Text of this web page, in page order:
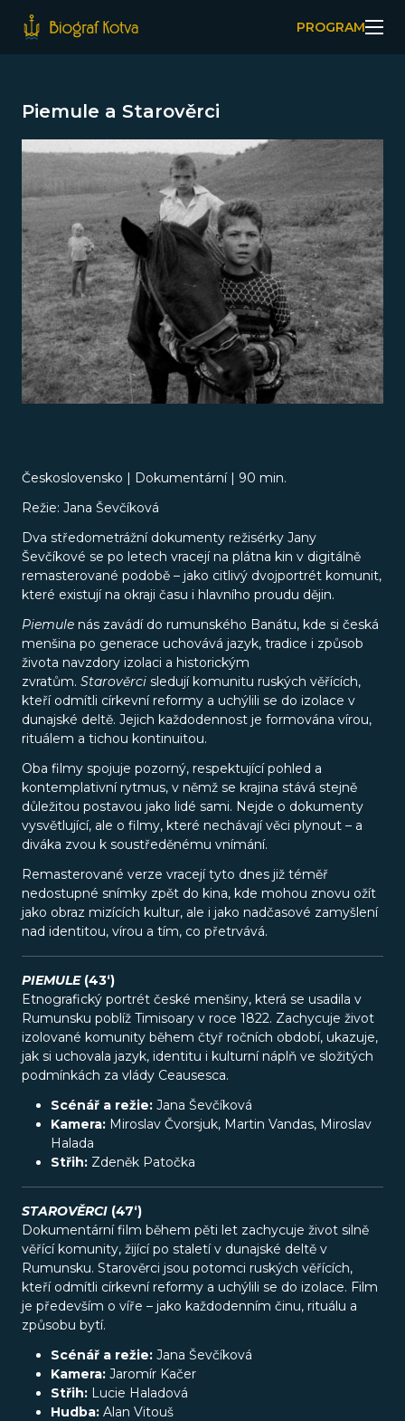
PROGRAM
Piemule a Starověrci
Československo | Dokumentární | 90 min.
Režie: Jana Ševčíková
Dva středometrážní dokumenty režisérky Jany
Ševčíkové se po letech vracejí na plátna kin v digitálně
remasterované podobě – jako citlivý dvojportrét komunit,
které existují na okraji času i hlavního proudu dějin.
Piemule nás zavádí do rumunského Banátu, kde si česká
menšina po generace uchovává jazyk, tradice i způsob
života navzdory izolaci a historickým
zvratům. Starověrci sledují komunitu ruských věřících,
kteří odmítli církevní reformy a uchýlili se do izolace v
dunajské deltě. Jejich každodennost je formována vírou,
rituálem a tichou kontinuitou.
Oba filmy spojuje pozorný, respektující pohled a
kontemplativní rytmus, v němž se krajina stává stejně
důležitou postavou jako lidé sami. Nejde o dokumenty
vysvětlující, ale o filmy, které nechávají věci plynout – a
diváka zvou k soustředěnému vnímání.
Remasterované verze vracejí tyto dnes již téměř
nedostupné snímky zpět do kina, kde mohou znovu ožít
jako obraz mizících kultur, ale i jako nadčasové zamyšlení
nad identitou, vírou a tím, co přetrvává.
PIEMULE(43‘)
Etnografický portrét české menšiny, která se usadila v
Rumunsku poblíž Timisoary v roce 1822. Zachycuje život
izolované komunity během čtyř ročních období, ukazuje,
jak si uchovala jazyk, identitu i kulturní náplň ve složitých
podmínkách za vlády Ceausesca.
Scénář a režie: Jana Ševčíková
Kamera: Miroslav Čvorsjuk, Martin Vandas, Miroslav
Halada
Střih: Zdeněk Patočka
STAROVĚRCI (47‘)
Dokumentární film během pěti let zachycuje život silně
věřící komunity, žijící po staletí v dunajské deltě v
Rumunsku. Starověrci jsou potomci ruských věřících,
kteří odmítli církevní reformy a uchýlili se do izolace. Film
je především o víře – jako každodenním činu, rituálu a
způsobu bytí.
Scénář a režie: Jana Ševčíková
Kamera: Jaromír Kačer
Střih: Lucie Haladová
Hudba: Alan Vitouš